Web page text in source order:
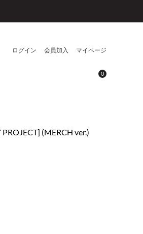
ログイン 会員加入 マイページ
0
(MERCH ver.)